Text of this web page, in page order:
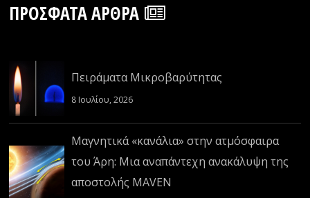
ΠΡΌΣΦΑΤΑ ΆΡΘΡΑ
Πειράματα Μικροβαρύτητας
8 Ιουλίου, 2026
Μαγνητικά «κανάλια» στην ατμόσφαιρα
του Άρη: Μια αναπάντεχη ανακάλυψη της
αποστολής MAVEN